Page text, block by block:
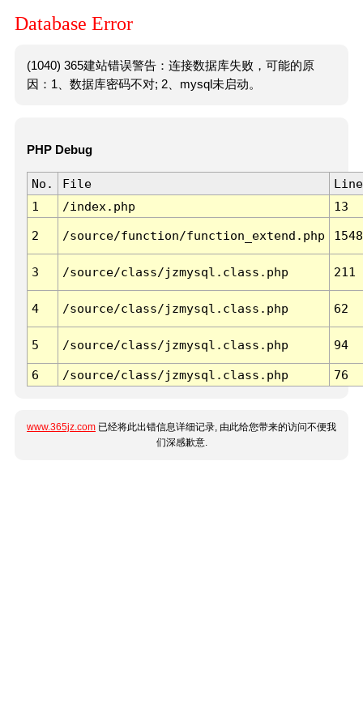
Database Error
(1040) 365建站错误警告：连接数据库失败，可能的原
因：1、数据库密码不对; 2、mysql未启动。
PHP Debug
No. File
Line
1
/index.php 13
2 /source/function/function_extend.php 1548
3 /source/class/jzmysql.class.php 211
4 /source/class/jzmysql.class.php 62
5 /source/class/jzmysql.class.php 94
6 /source/class/jzmysql.class.php 76
www.365jz.com 已经将此出错信息详细记录, 由此给您带来的访问不便我
们深感歉意.